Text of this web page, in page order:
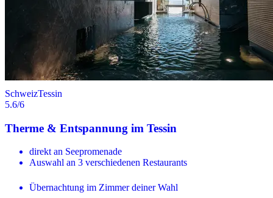
SchweizTessin
5.6/6
Therme & Entspannung im Tessin
direkt an Seepromenade
Auswahl an 3 verschiedenen Restaurants
Übernachtung im Zimmer deiner Wahl